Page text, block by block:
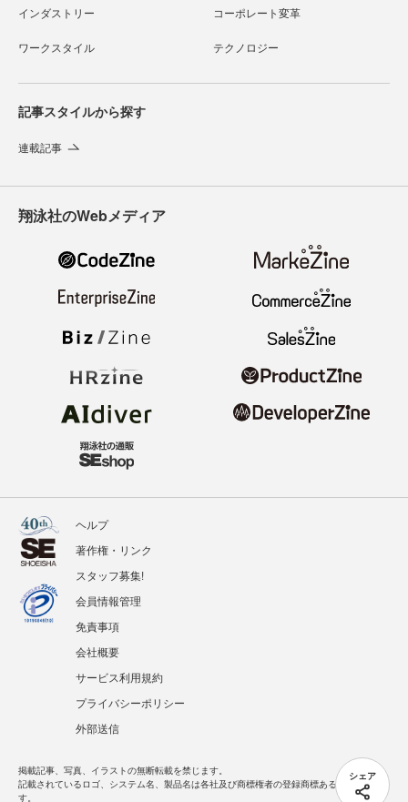
シェア
インダストリー コーポレート変革
ワークスタイル テクノロジー
記事スタイルから探す
連載記事
翔泳社のWebメディア
ヘルプ
著作権・リンク
スタッフ募集!
会員情報管理
免責事項
会社概要
サービス利用規約
プライバシーポリシー
外部送信
掲載記事、写真、イラストの無断転載を禁じます。
記載されているロゴ、システム名、製品名は各社及び商標権者の登録商標あるいは商標で
す。